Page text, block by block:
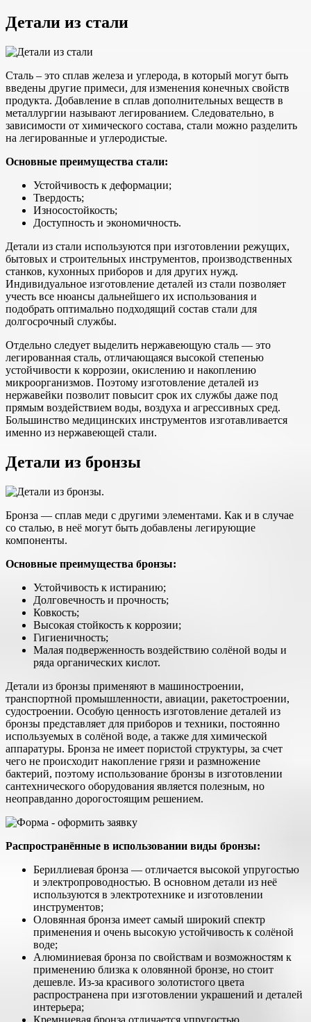
Детали из стали
Сталь – это сплав железа и углерода, в который могут быть
введены другие примеси, для изменения конечных свойств
продукта. Добавление в сплав дополнительных веществ в
металлургии называют легированием. Следовательно, в
зависимости от химического состава, стали можно разделить
на легированные и углеродистые.
Основные преимущества стали:
Устойчивость к деформации;
Твердость;
Износостойкость;
Доступность и экономичность.
Детали из стали используются при изготовлении режущих,
бытовых и строительных инструментов, производственных
станков, кухонных приборов и для других нужд.
Индивидуальное изготовление деталей из стали позволяет
учесть все нюансы дальнейшего их использования и
подобрать оптимально подходящий состав стали для
долгосрочный службы.
Отдельно следует выделить нержавеющую сталь — это
легированная сталь, отличающаяся высокой степенью
устойчивости к коррозии, окислению и накоплению
микроорганизмов. Поэтому изготовление деталей из
нержавейки позволит повысит срок их службы даже под
прямым воздействием воды, воздуха и агрессивных сред.
Большинство медицинских инструментов изготавливается
именно из нержавеющей стали.
Детали из бронзы
Бронза — сплав меди с другими элементами. Как и в случае
со сталью, в неё могут быть добавлены легирующие
компоненты.
Основные преимущества бронзы:
Устойчивость к истиранию;
Долговечность и прочность;
Ковкость;
Высокая стойкость к коррозии;
Гигиеничность;
Малая подверженность воздействию солёной воды и
ряда органических кислот.
Детали из бронзы применяют в машиностроении,
транспортной промышленности, авиации, ракетостроении,
судостроении. Особую ценность изготовление деталей из
бронзы представляет для приборов и техники, постоянно
используемых в солёной воде, а также для химической
аппаратуры. Бронза не имеет пористой структуры, за счет
чего не происходит накопление грязи и размножение
бактерий, поэтому использование бронзы в изготовлении
сантехнического оборудования является полезным, но
неоправданно дорогостоящим решением.
Распространённые в использовании виды бронзы:
Бериллиевая бронза — отличается высокой упругостью
и электропроводностью. В основном детали из неё
используются в электротехнике и изготовлении
инструментов;
Оловянная бронза имеет самый широкий спектр
применения и очень высокую устойчивость к солёной
воде;
Алюминиевая бронза по свойствам и возможностям к
применению близка к оловянной бронзе, но стоит
дешевле. Из-за красивого золотистого цвета
распространена при изготовлении украшений и деталей
интерьера;
Кремниевая бронза отличается упругостью,